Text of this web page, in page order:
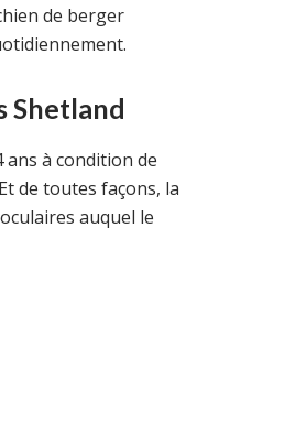
de berger
Shetland
ans à condition de
de toutes façons, la
auquel le